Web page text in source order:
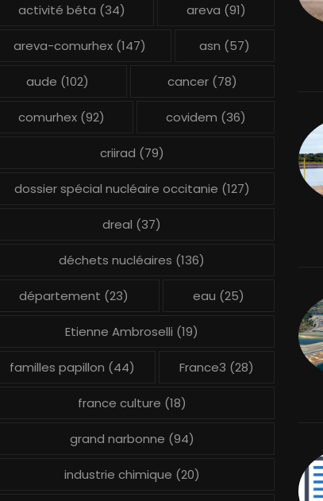
activité béta (34) areva (91)
areva-comurhex (147) asn (57)
aude (102) cancer(78)
comurhex(92) covidem (36)
criirad (79)
dossier spécial nucléaire occitanie (127)
dreal (37)
déchets nucléaires (136)
département (23) eau (25)
Etienne Ambroselli (19)
familles papillon (44) France3 (28)
france culture (18)
grand narbonne (94)
industrie chimique (20)